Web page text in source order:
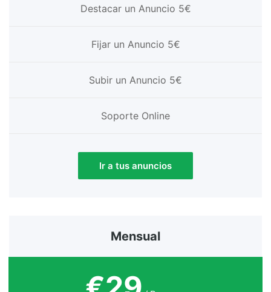
Destacar un Anuncio 5€
Fijar un Anuncio 5€
Subir un Anuncio 5€
Soporte Online
Ir a tus anuncios
Mensual